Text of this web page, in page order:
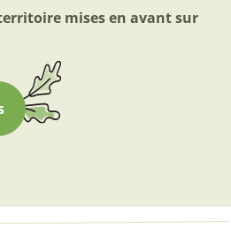
mises en avant sur